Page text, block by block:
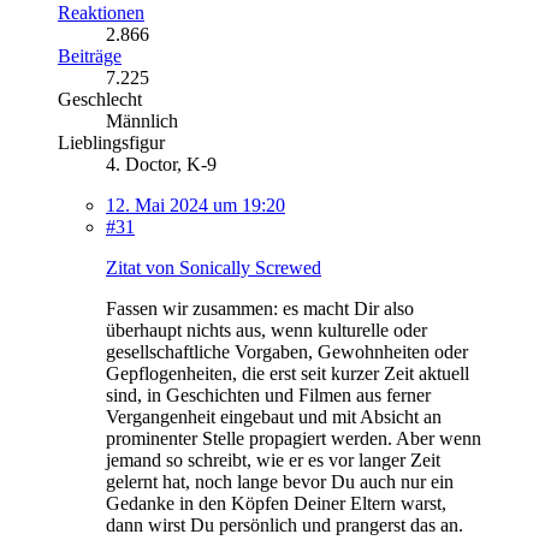
Reaktionen
2.866
Beiträge
7.225
Geschlecht
Männlich
Lieblingsfigur
4. Doctor, K-9
12. Mai 2024 um 19:20
#31
Zitat von Sonically Screwed
Fassen wir zusammen: es macht Dir also
überhaupt nichts aus, wenn kulturelle oder
gesellschaftliche Vorgaben, Gewohnheiten oder
Gepflogenheiten, die erst seit kurzer Zeit aktuell
sind, in Geschichten und Filmen aus ferner
Vergangenheit eingebaut und mit Absicht an
prominenter Stelle propagiert werden. Aber wenn
jemand so schreibt, wie er es vor langer Zeit
gelernt hat, noch lange bevor Du auch nur ein
Gedanke in den Köpfen Deiner Eltern warst,
dann wirst Du persönlich und prangerst das an.